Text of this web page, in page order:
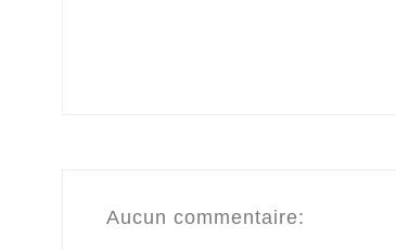
Aucun commentaire: